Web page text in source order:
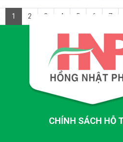
1 2 3 4 5 6 7
CHÍNH SÁCH HỖ